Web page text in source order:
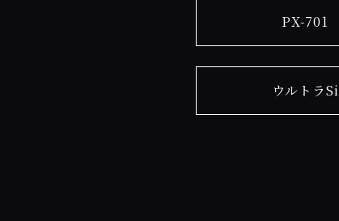
PX-701
ウルトラSi